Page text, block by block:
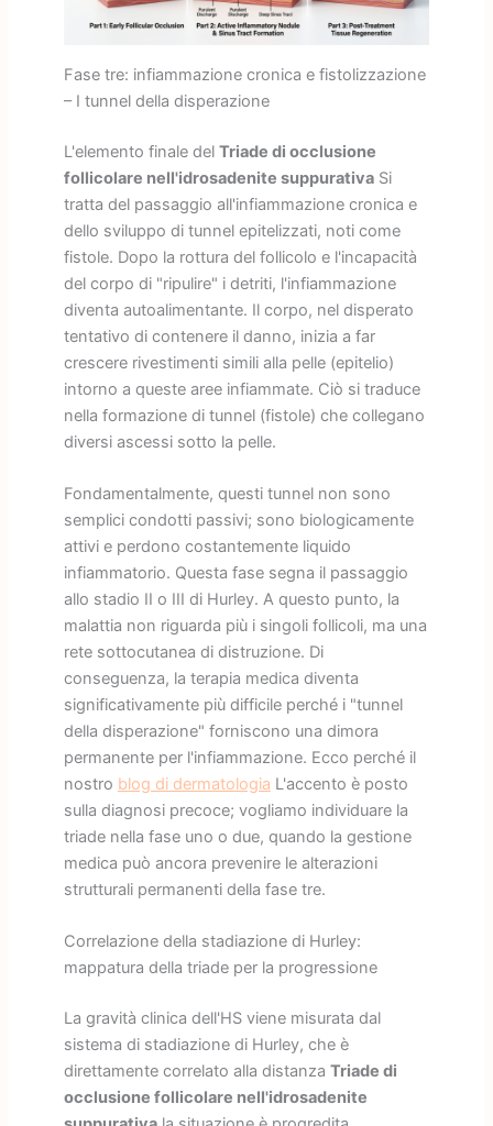
Fase tre: infiammazione cronica e fistolizzazione
– I tunnel della disperazione
L'elemento finale del Triade di occlusione
follicolare nell'idrosadenite suppurativaSi
tratta del passaggio all'infiammazione cronica e
dello sviluppo di tunnel epitelizzati, noti come
fistole. Dopo la rottura del follicolo e l'incapacità
del corpo di "ripulire" i detriti, l'infiammazione
diventa autoalimentante. Il corpo, nel disperato
tentativo di contenere il danno, inizia a far
crescere rivestimenti simili alla pelle (epitelio)
intorno a queste aree infiammate. Ciò si traduce
nella formazione di tunnel (fistole) che collegano
diversi ascessi sotto la pelle.
Fondamentalmente, questi tunnel non sono
semplici condotti passivi; sono biologicamente
attivi e perdono costantemente liquido
infiammatorio. Questa fase segna il passaggio
allo stadio II o III di Hurley. A questo punto, la
malattia non riguarda più i singoli follicoli, ma una
rete sottocutanea di distruzione. Di
conseguenza, la terapia medica diventa
significativamente più difficile perché i "tunnel
della disperazione" forniscono una dimora
permanente per l'infiammazione. Ecco perché il
nostro blog di dermatologia L'accento è posto
sulla diagnosi precoce; vogliamo individuare la
triade nella fase uno o due, quando la gestione
medica può ancora prevenire le alterazioni
strutturali permanenti della fase tre.
Correlazione della stadiazione di Hurley:
mappatura della triade per la progressione
La gravità clinica dell'HS viene misurata dal
sistema di stadiazione di Hurley, che è
direttamente correlato alla distanza Triade di
occlusione follicolare nell'idrosadenite